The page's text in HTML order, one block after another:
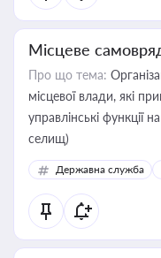
Місцеве
Про що тема:
місцевої влади, які
управлінські функції
селищ)
Державна служба